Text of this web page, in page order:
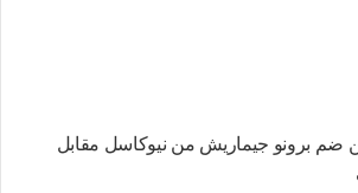
ضم برونو جيماريش من نيوكاسل مقابل